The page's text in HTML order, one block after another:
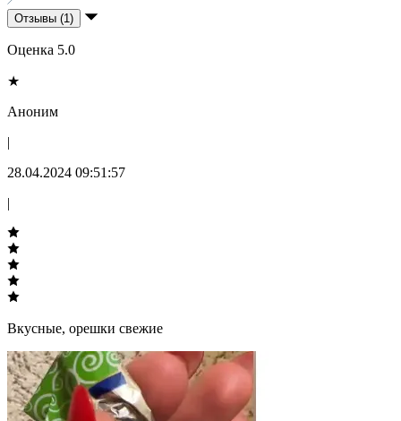
Отзывы (1)
Оценка 5.0
★
Аноним
|
28.04.2024 09:51:57
|
Вкусные, орешки свежие